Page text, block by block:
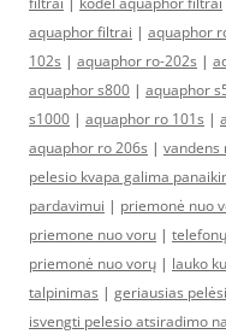
aquaphor filtrai | aquaphor
102s | aquaphor ro-202s |
aquaphor s800 | aquaphor
s1000 | aquaphor ro 101s |
aquaphor ro 206s | vandens
pelesio kvapa galima
pardavimui | priemonė nuo
priemone nuo voru |
priemonė nuo vorų | lauko
talpinimas | geriausias
isvengti pelesio atsiradimo